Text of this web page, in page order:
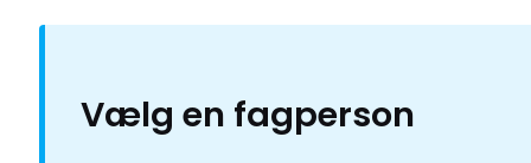
Vælg en fagperson